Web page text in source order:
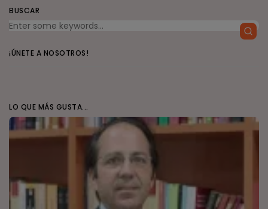
BUSCAR
¡ÚNETE A NOSOTROS!
LO QUE MÁS GUSTA...